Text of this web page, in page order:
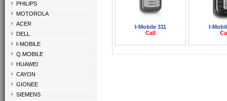
PHILIPS
MOTOROLA
ACER
DELL
I-MOBILE
Q.MOBILE
HUAWEI
CAYON
GIONEE
SIEMENS
I-Mobile 311
Call
I-